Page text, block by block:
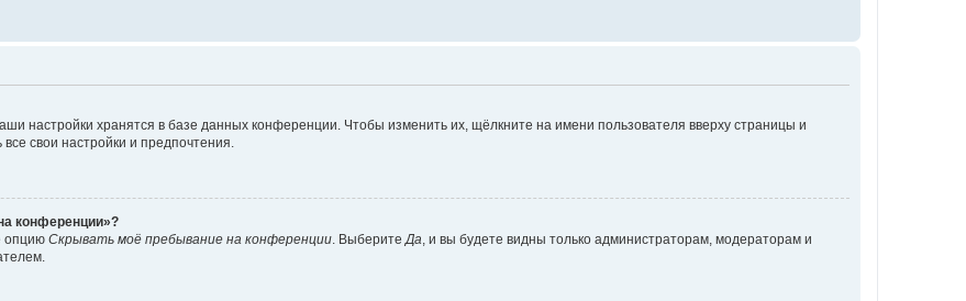
настройки хранятся в базе данных конференции. Чтобы изменить их, щёлкните на имени пользователя вверху страницы и
свои настройки и предпочтения.
конференции»?
опцию Скрывать моё пребывание на конференции . Выберите Да , и вы будете видны только администраторам, модераторам и